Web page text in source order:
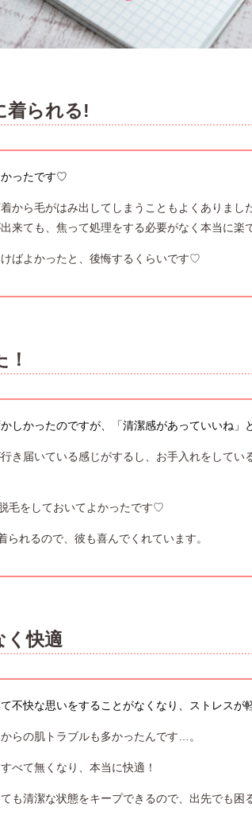
着られる!
かったです♡
から毛がはみ出してしまうこともよくありました
来ても、焦って処理をする必要がなく本当に楽
ばよかったと、後悔するくらいです♡
しかったのですが、「清潔感があっていいね」
き届いている感じがするし、お手入れをしてい
毛をしておいてよかったです♡
れるので、彼も喜んでくれています。
く快適
不快な思いをすることがなくなり、ストレスが
らの肌トラブルも多かったんです…。
べて無くなり、本当に快適！
も清潔な状態をキープできるので、出先でも